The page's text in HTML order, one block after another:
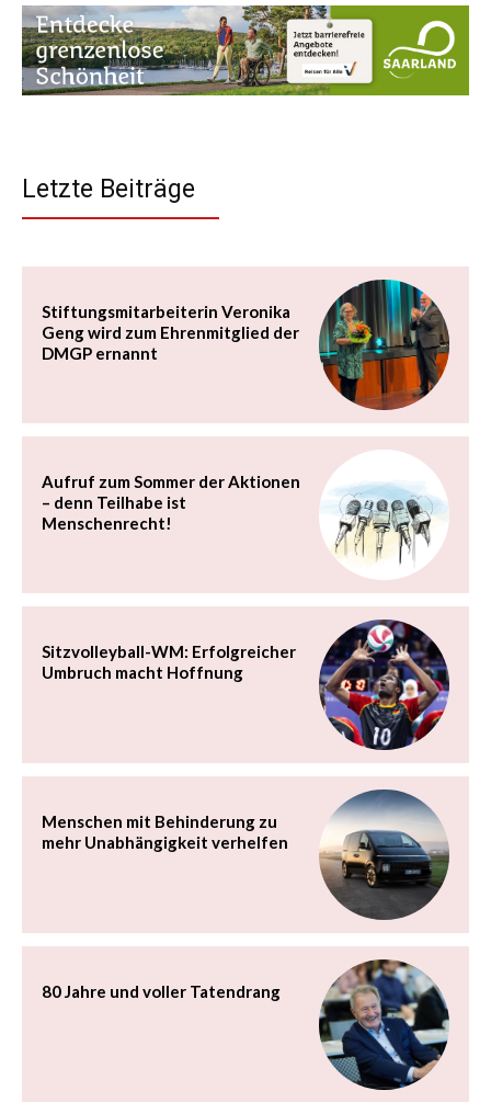
Letzte Beiträge
Stiftungsmitarbeiterin Veronika
Geng wird zum Ehrenmitglied der
DMGP ernannt
Aufruf zum Sommer der Aktionen
– denn Teilhabe ist
Menschenrecht!
Sitzvolleyball-WM: Erfolgreicher
Umbruch macht Hoffnung
Menschen mit Behinderung zu
mehr Unabhängigkeit verhelfen
80 Jahre und voller Tatendrang